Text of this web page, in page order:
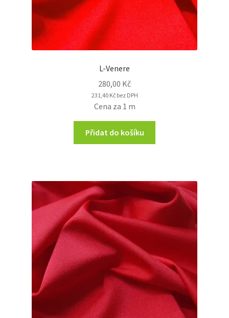
L-Venere
280,00 Kč
231,40 Kčbez DPH
Cena za 1 m
Přidat do košíku